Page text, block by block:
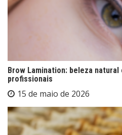
Brow Lamination: beleza
profissionais
15 de maio de 2026